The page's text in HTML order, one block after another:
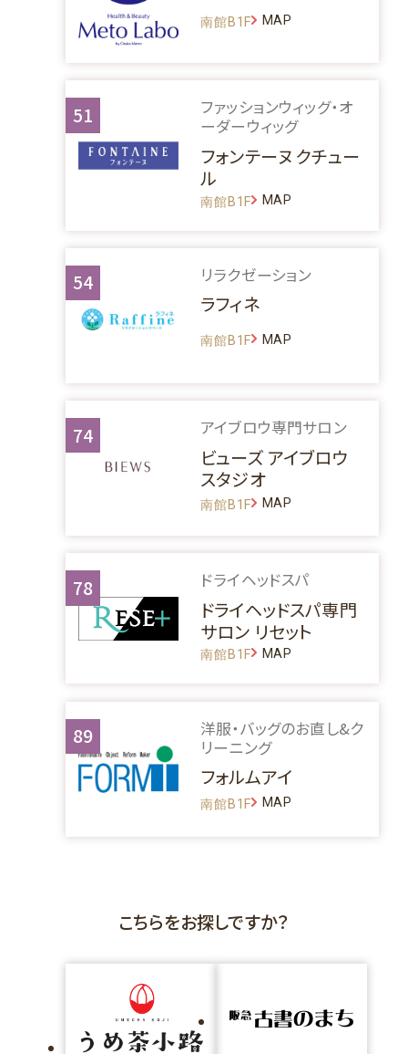
南館B1F MAP
51
ファッションウィッグ・オ
ーダーウィッグ
フォンテーヌ クチュー
ル
南館B1F MAP
54 リラクゼーション
ラフィネ
南館B1F MAP
74 アイブロウ専門サロン
ビューズ アイブロウ
スタジオ
南館B1F MAP
78 ドライヘッドスパ
ドライヘッドスパ専門
サロン リセット
南館B1F MAP
89
洋服・バッグのお直し&ク
リーニング
フォルムアイ
南館B1F MAP
こちらをお探しですか？